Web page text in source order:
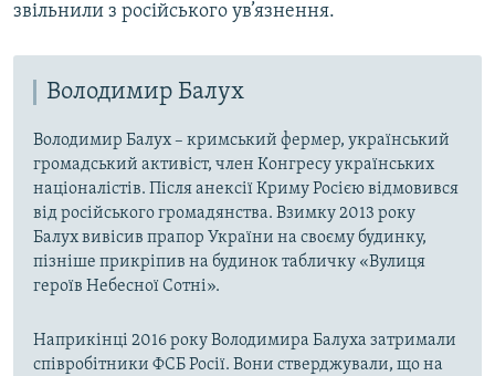
звільнили з російського ув’язнення.
Володимир Балух
Володимир Балух – кримський фермер, український
громадський активіст, член Конгресу українських
націоналістів. Після анексії Криму Росією відмовився
від російського громадянства. Взимку 2013 року
Балух вивісив прапор України на своєму будинку,
пізніше прикріпив на будинок табличку «Вулиця
героїв Небесної Сотні».
Наприкінці 2016 року Володимира Балуха затримали
співробітники ФСБ Росії. Вони стверджували, що на